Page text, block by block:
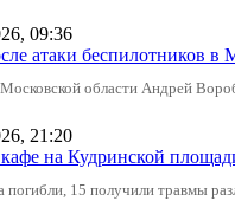
09:36
атаки беспилотников в
области Андрей
21:20
кафе на Кудринской
15 получили травмы